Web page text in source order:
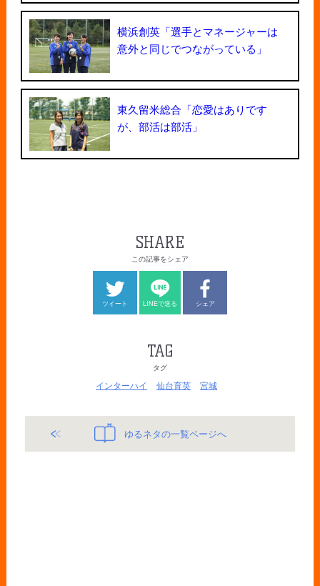
横浜創英「選手とマネージャーは
意外と同じでつながっている」
東久留米総合「恋愛はありです
が、部活は部活」
SHARE
この記事をシェア
ツイート LINEで送る シェア
TAG
タグ
インターハイ 仙台育英 宮城
ゆるネタの一覧ページへ